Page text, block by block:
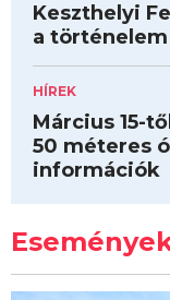
Keszthelyi
a
HÍREK
Március 15-
50 méteres
információk